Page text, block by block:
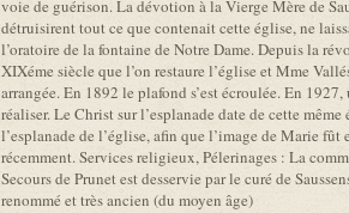
voie de guérison. La dévotion à la Vierge Mère de
détruisirent tout ce que contenait cette église, ne
l’oratoire de la fontaine de Notre Dame. Depuis la
XIXéme siècle que l’on restaure l’église et Mme
arrangée. En 1892 le plafond s’est écroulée. En
réaliser. Le Christ sur l’esplanade date de cette
l’esplanade de l’église, afin que l’image de Marie
récemment. Services religieux, Pélerinages : La
Secours de Prunet est desservie par le curé de
renommé et très ancien (du moyen âge)